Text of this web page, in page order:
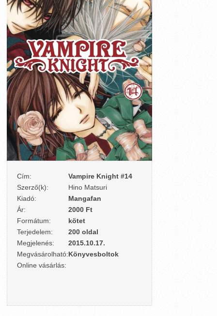
Cím:
Vampire Knight #14
Szerző(k):
Hino Matsuri
Kiadó:
Mangafan
Ár:
2000 Ft
Formátum:
kötet
Terjedelem:
200 oldal
Megjelenés:
2015.10.17.
Megvásárolható:Könyvesboltok
Online vásárlás: